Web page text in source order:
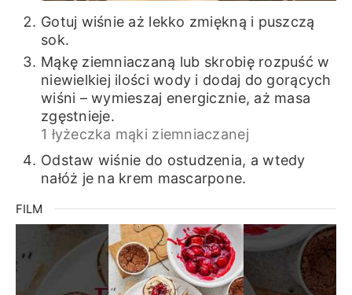
Gotuj wiśnie aż lekko zmiękną i puszczą
sok.
Mąkę ziemniaczaną lub skrobię rozpuść w
niewielkiej ilości wody i dodaj do gorących
wiśni – wymieszaj energicznie, aż masa
zgęstnieje.
1 łyżeczka mąki ziemniaczanej
Odstaw wiśnie do ostudzenia, a wtedy
nałóż je na krem mascarpone.
FILM